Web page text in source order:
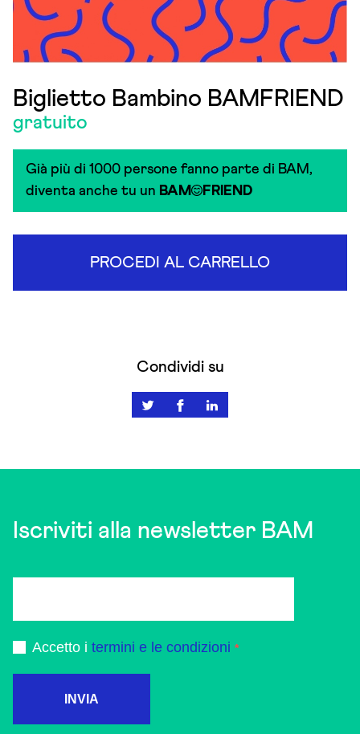
Biglietto Bambino BAMFRIEND
gratuito
Già più di 1000 persone fanno parte di BAM,
diventa anche tu un BAM FRIEND
PROCEDI AL CARRELLO
Condividi su
Iscriviti alla newsletter BAM
Accetto i termini e le condizioni
INVIA